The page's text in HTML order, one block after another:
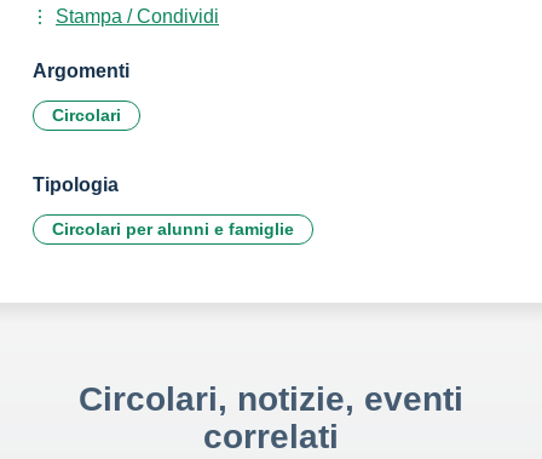
Stampa / Condividi
Argomenti
Circolari
Tipologia
Circolari per alunni e famiglie
Circolari, notizie, eventi
correlati